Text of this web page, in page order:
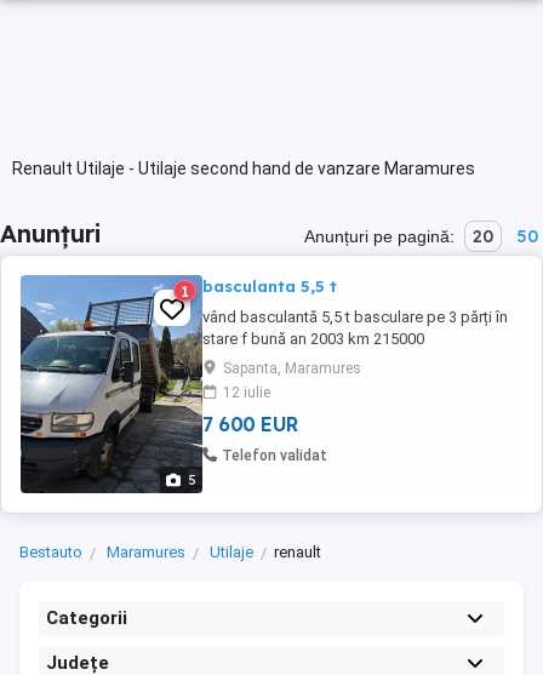
Renault Utilaje - Utilaje second hand de vanzare Maramures
Anunțuri Anunțuri pe pagină: 20 50
5
1 basculanta 5,5 t
vând basculantă 5,5 t basculare pe 3 părți în
stare f bună an 2003 km 215000
Sapanta, Maramures
12 iulie
7 600 EUR
Telefon validat
Bestauto Maramures Utilaje renault
Categorii
Județe